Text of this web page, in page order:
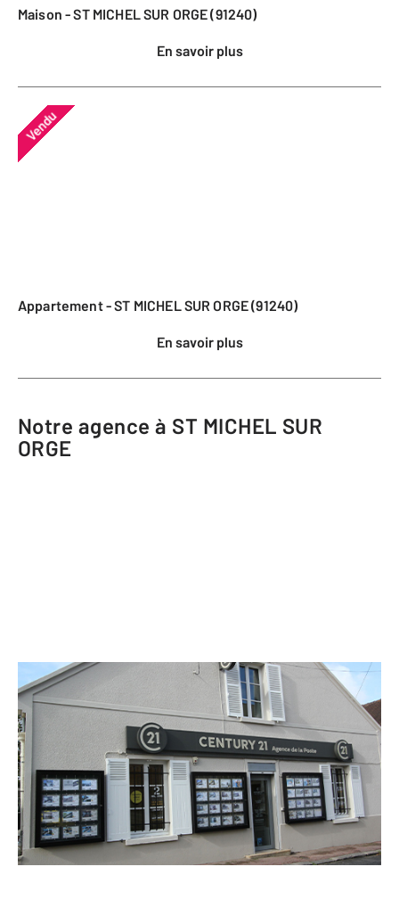
Maison - ST MICHEL SUR ORGE (91240)
En savoir plus
Vendu
Appartement - ST MICHEL SUR ORGE (91240)
En savoir plus
Notre agence à ST MICHEL SUR
ORGE
CENTURY 21 Agence de la Poste
6 rue Gambetta
ST MICHEL SUR ORGE - 91240
Envoyer un message
Téléphoner à l'agence